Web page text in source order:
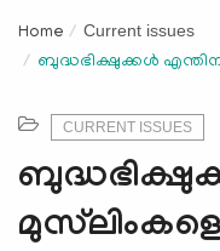
g
l
a
v
i
Home Current issues
ബുദ്ധഭിക്ഷുക്കള്‍
CURRENT ISSUES